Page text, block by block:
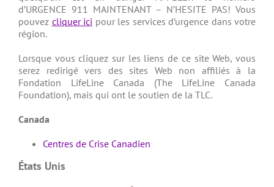
d’URGENCE 911 MAINTENANT – N’HESITE PAS! Vous
pouvez cliquer ici pour les services d’urgence dans votre
région.
Lorsque vous cliquez sur les liens de ce site Web, vous
serez redirigé vers des sites Web non affiliés à la
Fondation LifeLine Canada (The LifeLine Canada
Foundation), mais qui ont le soutien de la TLC.
Canada
Centres de Crise Canadien
États Unis